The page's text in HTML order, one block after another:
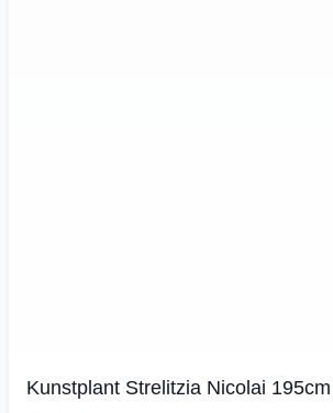
Kunstplant Strelitzia Nicolai 195cm